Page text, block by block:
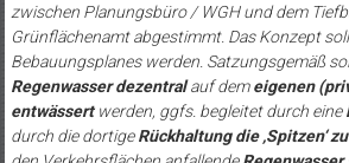
zwischen Planungsbüro / WGH und dem
Grünflächenamt abgestimmt. Das Konzept
Bebauungsplanes werden. Satzungsgemäß
Regenwasser dezentralauf demeigenen
entwässertwerden, ggfs. begleitet durch eine
durch die dortigeRückhaltung die ‚Spitzen‘